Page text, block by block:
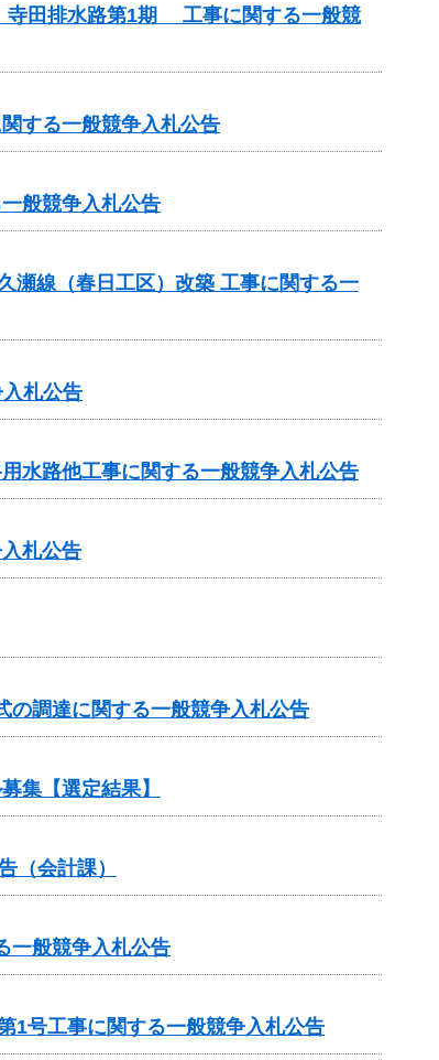
田排水路第1期 工事に関する一般競
する一般競争入札公告
般競争入札公告
線（春日工区）改築 工事に関する一
札公告
水路他工事に関する一般競争入札公告
札公告
の調達に関する一般競争入札公告
集【選定結果】
（会計課）
般競争入札公告
1号工事に関する一般競争入札公告